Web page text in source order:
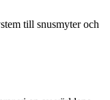
till snusmyter och